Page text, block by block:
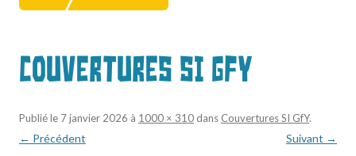
Couvertures SI GfY
Publié le 7 janvier 2026 à 1000 × 310 dans Couvertures SI GfY.
← Précédent Suivant →